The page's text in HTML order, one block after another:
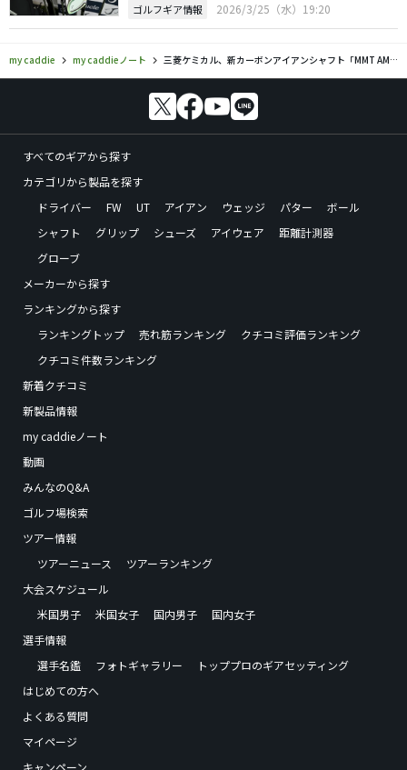
ゴルフギア情報 2026/3/25（水）19:20
my caddie my caddieノート 三菱ケミカル、新カーボンアイアンシャフト「MMT AMC Iron」が日本上陸
すべてのギアから探す
カテゴリから製品を探す
ドライバー
FW UT アイアン ウェッジ パター
ボール
シャフト
グリップ シューズ アイウェア
距離計測器
グローブ
メーカーから探す
ランキングから探す
ランキングトップ
売れ筋ランキング
クチコミ評価ランキング
クチコミ件数ランキング
新着クチコミ
新製品情報
my caddieノート
動画
みんなのQ&A
ゴルフ場検索
ツアー情報
ツアーニュース
ツアーランキング
大会スケジュール
米国男子
米国女子 国内男子
国内女子
選手情報
選手名鑑
フォトギャラリー
トッププロのギアセッティング
はじめての方へ
よくある質問
マイページ